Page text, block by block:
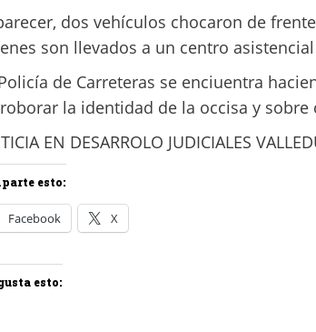
dos vehículos chocaron de
son llevados a un centro
de Carreteras se enciuentra
la identidad de la occisa y
EN DESARROLO JUDICIALES
esto:
Facebook X
esto: